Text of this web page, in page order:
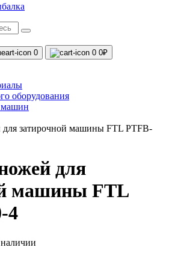
0 0 0₽
оборудования
машин
затирочной машины FTL PTFB-
для
машины FTL
4